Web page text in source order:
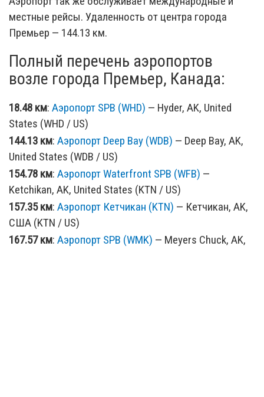
местные рейсы. Удаленность от центра города
Премьер — 144.13 км.
Полный перечень аэропортов
возле города Премьер, Канада:
18.48 км: Аэропорт SPB (WHD) — Hyder, AK, United
States (WHD / US)
144.13 км: Аэропорт Deep Bay (WDB) — Deep Bay, AK,
United States (WDB / US)
154.78 км: Аэропорт Waterfront SPB (WFB) —
Ketchikan, AK, United States (KTN / US)
157.35 км: Аэропорт Кетчикан (KTN) — Кетчикан, AK,
США (KTN / US)
167.57 км: Аэропорт SPB (WMK) — Meyers Chuck, AK,